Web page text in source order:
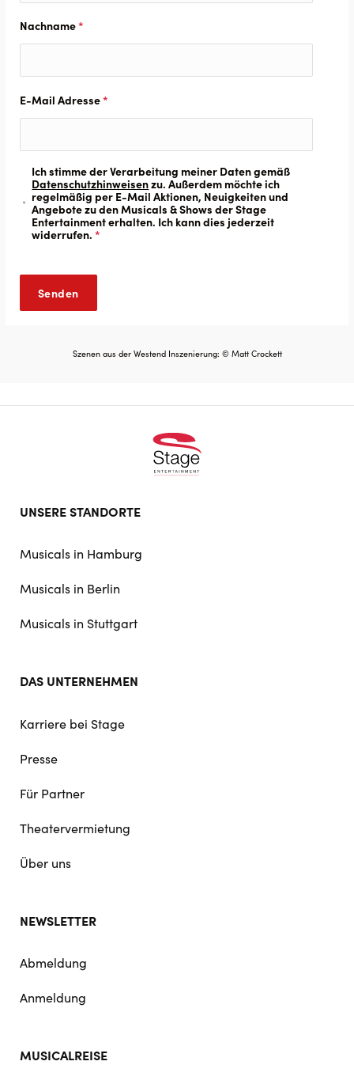
Nachname*
E-Mail Adresse*
Ich stimme der Verarbeitung meiner Daten gemäß
Datenschutzhinweisenzu. Außerdem möchte ich
regelmäßig per E-Mail Aktionen, Neuigkeiten und
Angebote zu den Musicals & Shows der Stage
Entertainment erhalten. Ich kann dies jederzeit
widerrufen. *
Szenen aus der Westend Inszenierung: © Matt Crockett
doormat
UNSERE STANDORTE
Musicals in Hamburg
Musicals in Berlin
Musicals in Stuttgart
DAS UNTERNEHMEN
Karriere bei Stage
Presse
Für Partner
Theatervermietung
Über uns
NEWSLETTER
Abmeldung
Anmeldung
MUSICALREISE